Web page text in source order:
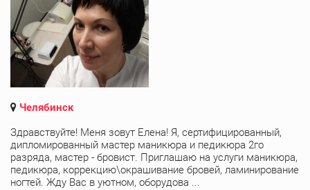
Челябинск
Здравствуйте! Меня зовут Елена! Я, сертифицированный,
дипломированный мастер маникюра и педикюра 2го
разряда, мастер - бровист. Приглашаю на услуги маникюра,
педикюра, коррекцию\окрашивание бровей, ламинирование
ногтей. Жду Вас в уютном, оборудова ...